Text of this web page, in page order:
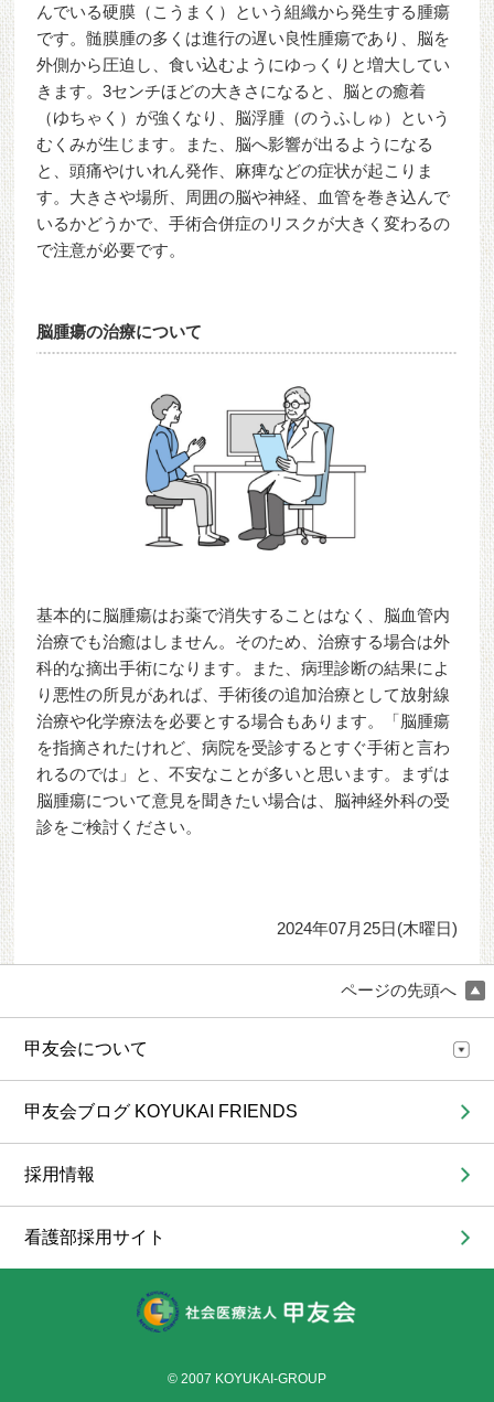
んでいる硬膜（こうまく）という組織から発生する腫瘍
です。髄膜腫の多くは進行の遅い良性腫瘍であり、脳を
外側から圧迫し、食い込むようにゆっくりと増大してい
きます。3センチほどの大きさになると、脳との癒着
（ゆちゃく）が強くなり、脳浮腫（のうふしゅ）という
むくみが生じます。また、脳へ影響が出るようになる
と、頭痛やけいれん発作、麻痺などの症状が起こりま
す。大きさや場所、周囲の脳や神経、血管を巻き込んで
いるかどうかで、手術合併症のリスクが大きく変わるの
で注意が必要です。
脳腫瘍の治療について
基本的に脳腫瘍はお薬で消失することはなく、脳血管内
治療でも治癒はしません。そのため、治療する場合は外
科的な摘出手術になります。また、病理診断の結果によ
り悪性の所見があれば、手術後の追加治療として放射線
治療や化学療法を必要とする場合もあります。「脳腫瘍
を指摘されたけれど、病院を受診するとすぐ手術と言わ
れるのでは」と、不安なことが多いと思います。まずは
脳腫瘍について意見を聞きたい場合は、脳神経外科の受
診をご検討ください。
2024年07月25日(木曜日)
ページの先頭へ
甲友会について
甲友会ブログ KOYUKAI FRIENDS
採用情報
看護部採用サイト
© 2007 KOYUKAI-GROUP